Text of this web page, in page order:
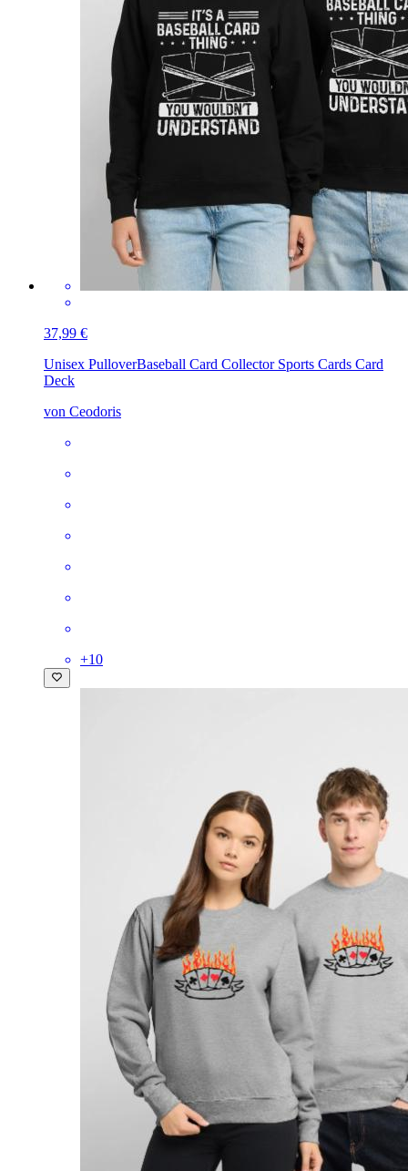
37,99 €
Unisex PulloverBaseball Card Collector Sports Cards Card
Deck
von Ceodoris
+10